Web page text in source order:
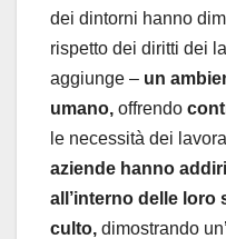
dei dintorni hanno
rispetto dei diritti dei
aggiunge – un
umano, offrendo
le necessità dei
aziende hanno
all’interno delle loro
culto, dimostrando